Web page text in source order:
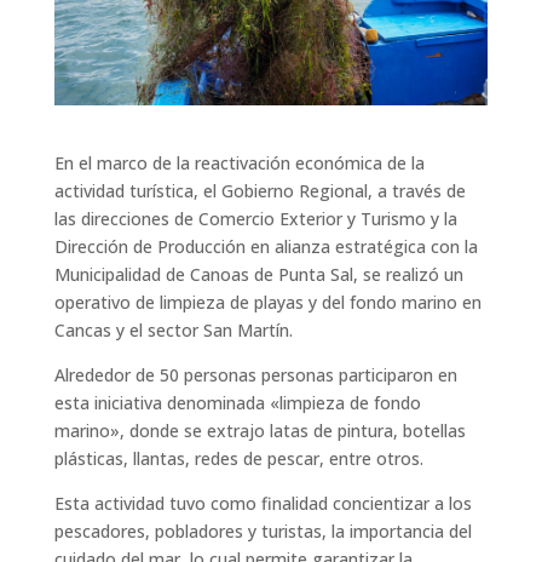
En el marco de la reactivación económica de la
actividad turística, el Gobierno Regional, a través de
las direcciones de Comercio Exterior y Turismo y la
Dirección de Producción en alianza estratégica con la
Municipalidad de Canoas de Punta Sal, se realizó un
operativo de limpieza de playas y del fondo marino en
Cancas y el sector San Martín.
Alrededor de 50 personas personas participaron en
esta iniciativa denominada «limpieza de fondo
marino», donde se extrajo latas de pintura, botellas
plásticas, llantas, redes de pescar, entre otros.
Esta actividad tuvo como finalidad concientizar a los
pescadores, pobladores y turistas, la importancia del